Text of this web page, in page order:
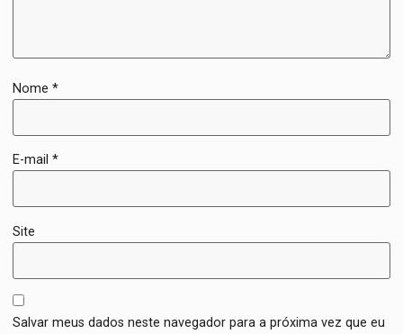
Nome*
E-mail*
Site
Salvar meus dados neste navegador para a próxima vez que eu